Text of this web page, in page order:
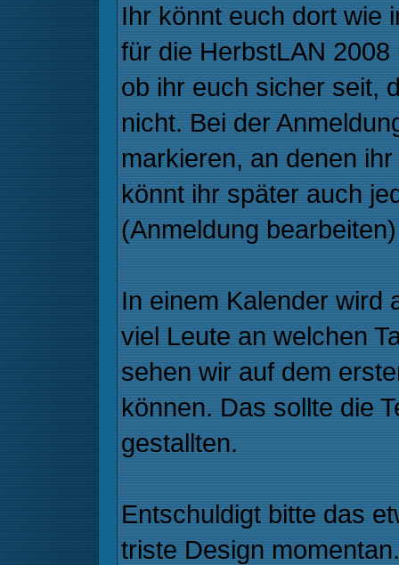
Ihr könnt euch dort wie
für die HerbstLAN
ob ihr euch sicher seit,
nicht. Bei der
markieren, an denen
könnt ihr später auch
(Anmeldung
In einem Kalender wird
viel Leute an welchen
sehen wir auf dem
können. Das sollte die
gestallten.
Entschuldigt bitte das
triste Design